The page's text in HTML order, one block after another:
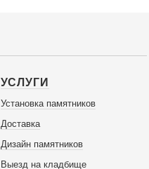
УСЛУГИ
Установка памятников
Доставка
Дизайн памятников
Выезд на кладбище